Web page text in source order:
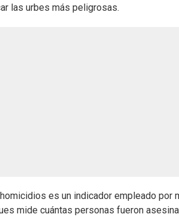
las urbes más peligrosas.
es un indicador empleado
mide cuántas personas fueron